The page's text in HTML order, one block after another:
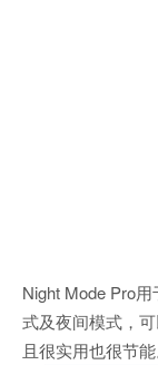
Night Mode Pro
式及夜间模式，
且很实用也很节能